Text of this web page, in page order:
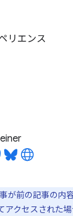
リエンス
が前の記事の内
クセスされた場